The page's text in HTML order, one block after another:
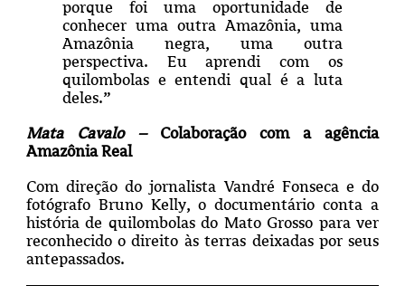
porque foi uma oportunidade de
conhecer uma outra Amazônia, uma
Amazônia negra, uma outra
perspectiva. Eu aprendi com os
quilombolas e entendi qual é a luta
deles.”
Mata Cavalo – Colaboração com a agência
Amazônia Real
Com direção do jornalista Vandré Fonseca e do
fotógrafo Bruno Kelly, o documentário conta a
história de quilombolas do Mato Grosso para ver
reconhecido o direito às terras deixadas por seus
antepassados.